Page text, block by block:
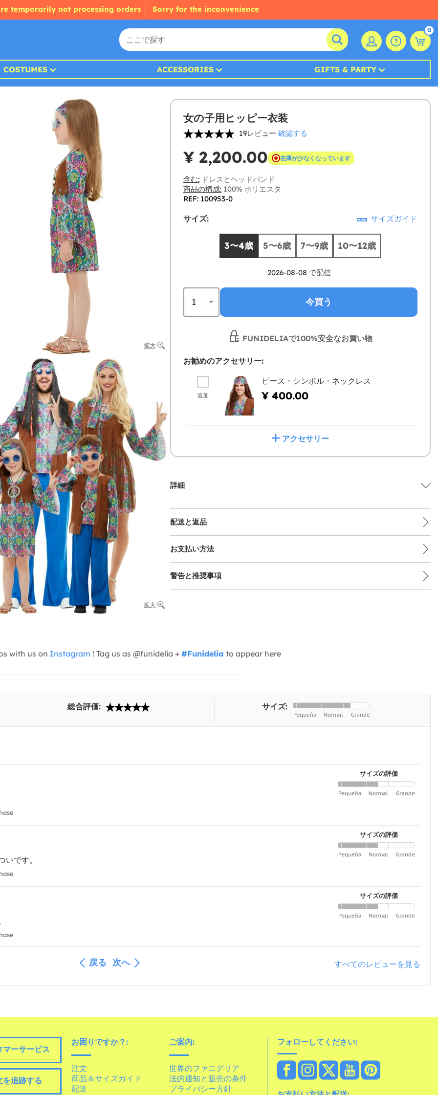
temporarily not processing orders Sorry for the inconvenience
0
COSTUMES ACCESSORIES GIFTS & PARTY
拡大
拡大
女の子用ヒッピー衣装
19レビュー 確認する
¥ 2,200.00 在庫が少なくなっています
含む:ドレスとヘッドバンド
商品の構成:100% ポリエスタ
REF: 100953-0
サイズ: サイズガイド
3〜4歳 5〜6歳 7〜9歳 10〜12歳
2026-08-08 で配信
今買う
FUNIDELIAで100%安全なお買い物
お勧めのアクセサリー:
追加
ピース・シンボル・ネックレス
¥ 400.00
アクセサリー
詳細
配送と返品
お支払い方法
警告と推奨事項
with us on Instagram ! Tag us as @funidelia + #Funidelia to appear here
総合評価: サイズ:
サイズの評価
サイズの評価
です。
サイズの評価
戻る 次へ すべてのレビューを見る
ーサービス
追跡する
お困りですか？:
注文
商品＆サイズガイド
配送
ご案内:
世界のファニデリア
法的通知と販売の条件
プライバシー方針
フォローしてください: